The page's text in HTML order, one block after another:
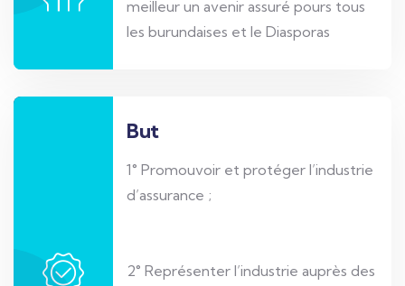
meilleur un avenir assuré pours tous
les burundaises et le Diasporas
But
1° Promouvoir et protéger l’industrie
d’assurance ;
2° Représenter l’industrie auprès des